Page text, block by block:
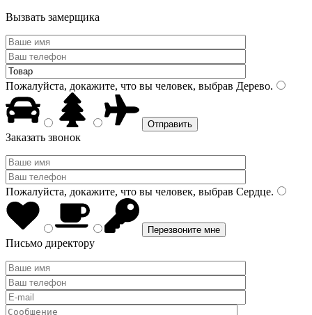
Вызвать замерщика
Пожалуйста, докажите, что вы человек, выбрав Дерево.
Заказать звонок
Пожалуйста, докажите, что вы человек, выбрав Сердце.
Письмо директору